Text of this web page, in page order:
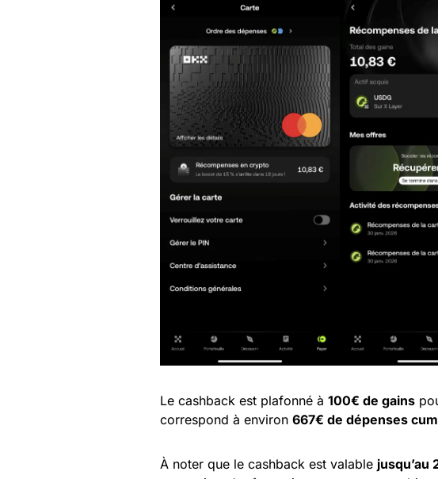
Le cashback est plafonné à 100€ de gains
correspond à environ 667€ de dépenses
À noter que le cashback est valable jusqu’au